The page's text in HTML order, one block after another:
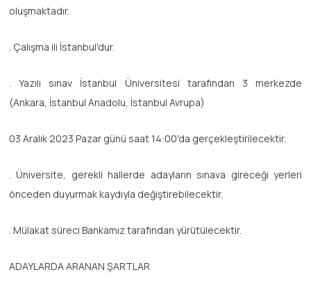
oluşmaktadır.
. Çalışma ili İstanbul'dur.
. Yazılı sınav İstanbul Üniversitesi tarafından 3 merkezde
(Ankara, İstanbul Anadolu, İstanbul Avrupa)
03 Aralık 2023 Pazar günü saat 14:00'da gerçekleştirilecektir.
. Üniversite, gerekli hallerde adayların sınava gireceği yerleri
önceden duyurmak kaydıyla değiştirebilecektir.
. Mülakat süreci Bankamız tarafından yürütülecektir.
ADAYLARDA ARANAN ŞARTLAR